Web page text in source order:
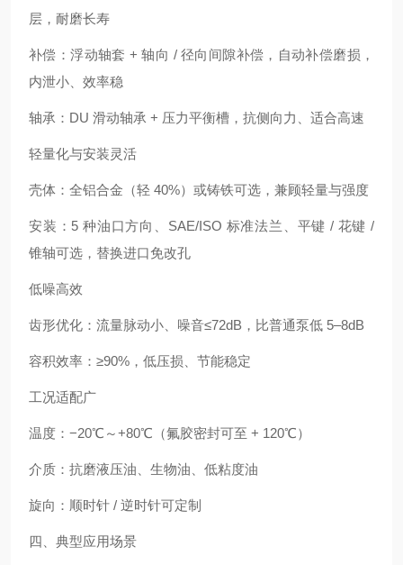
层，耐磨长寿
补偿：浮动轴套 + 轴向 / 径向间隙补偿，自动补偿磨损，
内泄小、效率稳
轴承：DU 滑动轴承 + 压力平衡槽，抗侧向力、适合高速
轻量化与安装灵活
壳体：全铝合金（轻 40%）或铸铁可选，兼顾轻量与强度
安装：5 种油口方向、SAE/ISO 标准法兰、平键 / 花键 /
锥轴可选，替换进口免改孔
低噪高效
齿形优化：流量脉动小、噪音≤72dB，比普通泵低 5–8dB
容积效率：≥90%，低压损、节能稳定
工况适配广
温度：−20℃～+80℃（氟胶密封可至 + 120℃）
介质：抗磨液压油、生物油、低粘度油
旋向：顺时针 / 逆时针可定制
四、典型应用场景